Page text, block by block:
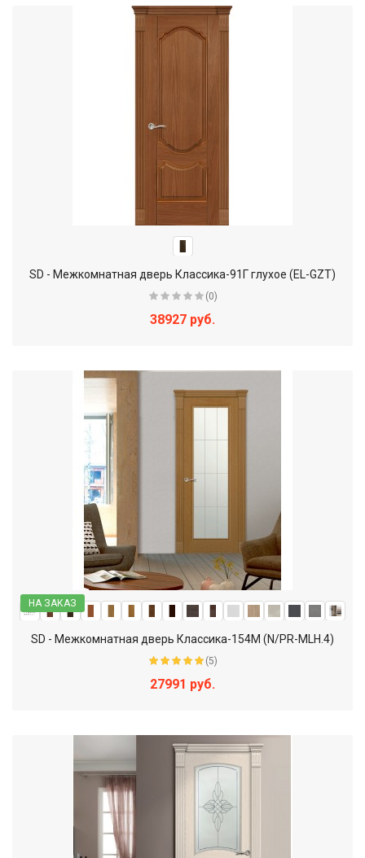
SD - Межкомнатная дверь Классика-91Г глухое (EL-GZT)
(0)
38927 руб.
НА ЗАКАЗ
SD - Межкомнатная дверь Классика-154М (N/PR-MLH.4)
(5)
27991 руб.